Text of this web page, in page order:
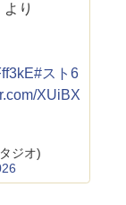
り
#スト6
XUiBX
ジオ)